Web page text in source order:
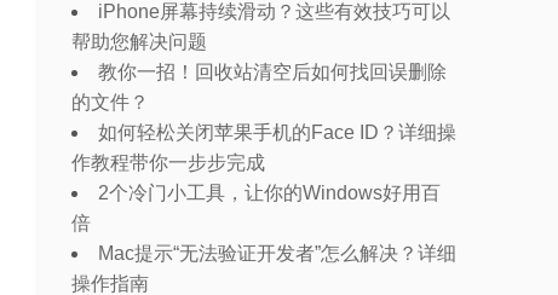
iPhone屏幕持续滑动？这些有效技巧可以
帮助您解决问题
教你一招！回收站清空后如何找回误删除
的文件？
如何轻松关闭苹果手机的Face ID？详细操
作教程带你一步步完成
2个冷门小工具，让你的Windows好用百
倍
Mac提示“无法验证开发者”怎么解决？详细
操作指南